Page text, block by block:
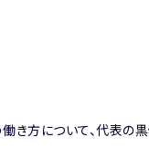
き方について、代表の